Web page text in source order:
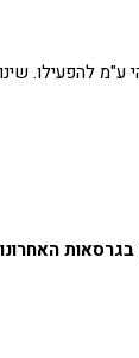
ע"מ להפעילו.
בגרסאות